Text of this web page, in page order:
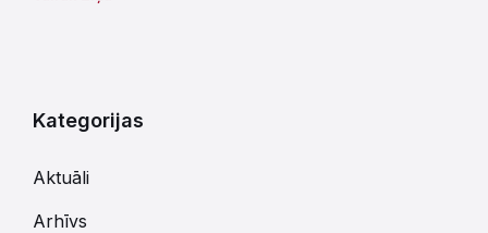
Kategorijas
Aktuāli
Arhīvs